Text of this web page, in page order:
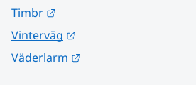
Timbr
Vinterväg
Väderlarm